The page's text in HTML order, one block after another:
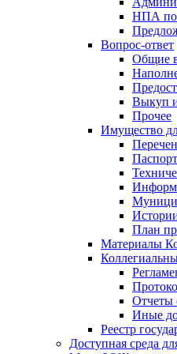
НПА по
Вопрос-ответ
Общие
Выкуп
Прочее
Имущество
План
Материалы
Отчеты
Иные
Реестр
Доступная среда